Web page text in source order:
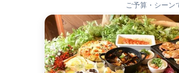
ご予算・シーン